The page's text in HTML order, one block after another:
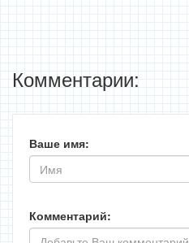
Комментарии:
Ваше имя:
Комментарий: